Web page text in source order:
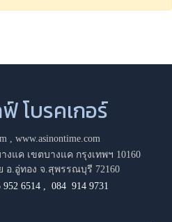
โบรคเกอร์
, www.asinontime.com
งแค เขตบางแค กรุงเทพฯ 10160
อ.อู่ทอง จ.สุพรรณบุรี 72160
952 6514 ,084 914 9731